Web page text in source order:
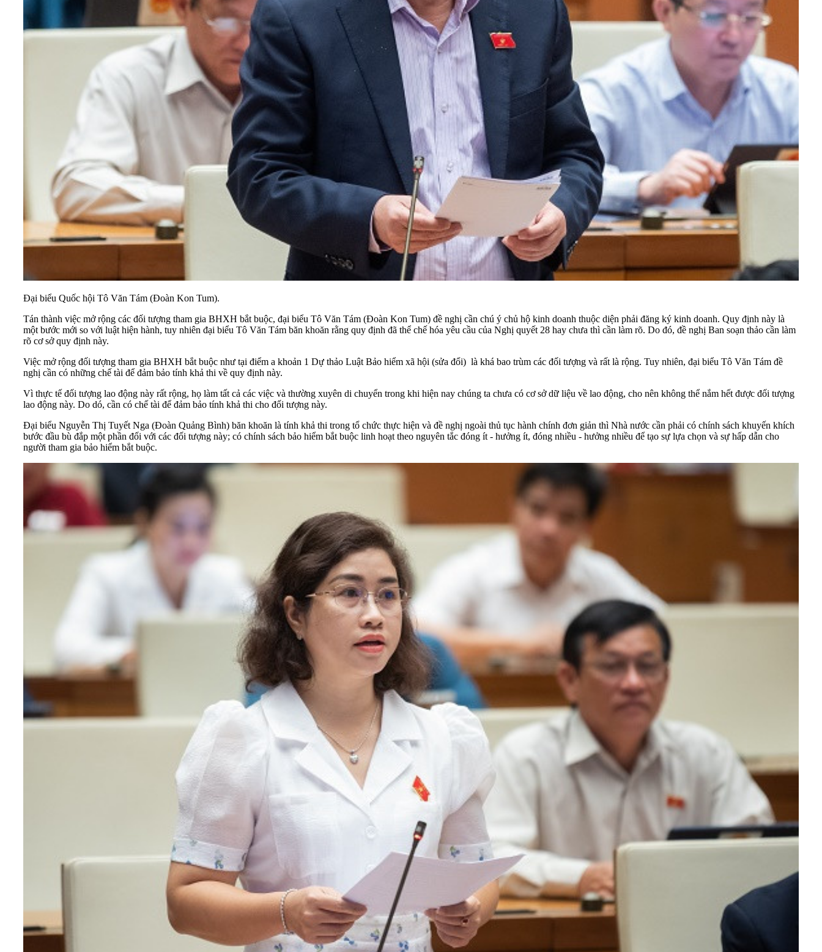
Đại biểu Quốc hội Tô Văn Tám (Đoàn Kon Tum).
Tán thành việc mở rộng các đối tượng tham gia BHXH bắt buộc, đại biểu Tô Văn Tám (Đoàn Kon Tum) đề nghị cần chú ý chủ hộ kinh doanh thuộc diện phải đăng ký kinh doanh. Quy định này là
một bước mới so với luật hiện hành, tuy nhiên đại biểu Tô Văn Tám băn khoăn rằng quy định đã thể chế hóa yêu cầu của Nghị quyết 28 hay chưa thì cần làm rõ. Do đó, đề nghị Ban soạn thảo cần làm
rõ cơ sở quy định này.
Việc mở rộng đối tượng tham gia BHXH bắt buộc như tại điểm a khoản 1 Dự thảo Luật Bảo hiểm xã hội (sửa đổi) là khá bao trùm các đối tượng và rất là rộng. Tuy nhiên, đại biểu Tô Văn Tám đề
nghị cần có những chế tài để đảm bảo tính khả thi về quy định này.
Vì thực tế đối tượng lao động này rất rộng, họ làm tất cả các việc và thường xuyên di chuyển trong khi hiện nay chúng ta chưa có cơ sở dữ liệu về lao động, cho nên không thể nắm hết được đối tượng
lao động này. Do dó, cần có chế tài để đảm bảo tính khả thi cho đối tượng này.
Đại biểu Nguyễn Thị Tuyết Nga (Đoàn Quảng Bình) băn khoăn là tính khả thi trong tổ chức thực hiện và đề nghị ngoài thủ tục hành chính đơn giản thì Nhà nước cần phải có chính sách khuyến khích
bước đầu bù đắp một phần đối với các đối tượng này; có chính sách bảo hiểm bắt buộc linh hoạt theo nguyên tắc đóng ít - hưởng ít, đóng nhiều - hưởng nhiều để tạo sự lựa chọn và sự hấp dẫn cho
người tham gia bảo hiểm bắt buộc.